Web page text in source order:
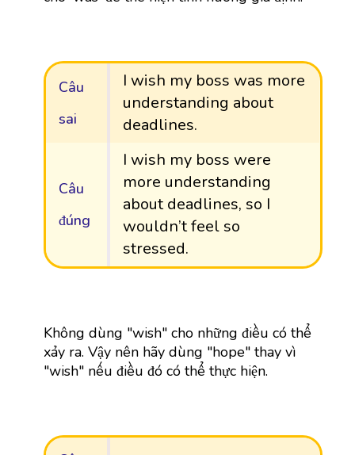
Câu
sai
I wish my boss was more
understanding about
deadlines.
Câu
đúng
I wish my boss were
more understanding
about deadlines, so I
wouldn’t feel so
stressed.
Không dùng "wish" cho những điều có thể
xảy ra. Vậy nên hãy dùng "hope" thay vì
"wish" nếu điều đó có thể thực hiện.